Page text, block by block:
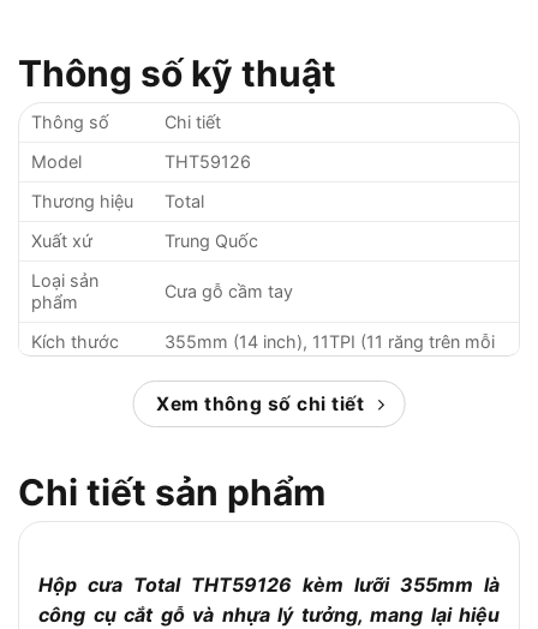
Thông số kỹ thuật
Thông số
Chi tiết
Model
THT59126
Thương hiệu
Total
Xuất xứ
Trung Quốc
Loại sản
phẩm
Cưa gỗ cầm tay
Kích thước
lưỡi cưa
355mm (14 inch), 11TPI (11 răng trên mỗi
inch)
20mm
cưa
Thép cứng, chống mài mòn, không gỉ sét
Nhựa ABS chống trượt, thiết kế cong vừa
Kích thước
hộp nhựa
300 x 140 x 80 mm
Xem thông số chi tiết
Chi tiết sản phẩm
Hộp cưa Total THT59126 kèm lưỡi 355mm là
công cụ cắt gỗ và nhựa lý tưởng, mang lại hiệu